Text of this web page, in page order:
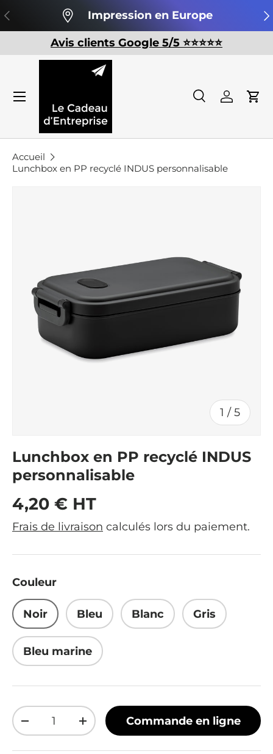
Aller au contenu
Précédent Impression en Europe
Avis clients Google 5/5 ⭐️⭐️⭐️⭐️⭐️
Recherche
Recherche
Se
Accueil
Lunchbox en PP recyclé INDUS personnalisable
1 / de
5
Lunchbox en PP recyclé INDUS
personnalisable
Prix habituel
4,20 € HT
Frais de livraison calculés lors du paiement.
Couleur
Noir Bleu Blanc Gris
Bleu marine
Qté
Diminuer la quantité
Augmenter la quantité
Commande en ligne